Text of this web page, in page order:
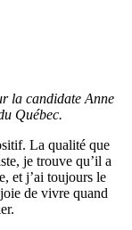
la candidate Anne
Québec.
La qualité que
je trouve qu’il a
et j’ai toujours le
de vivre quand